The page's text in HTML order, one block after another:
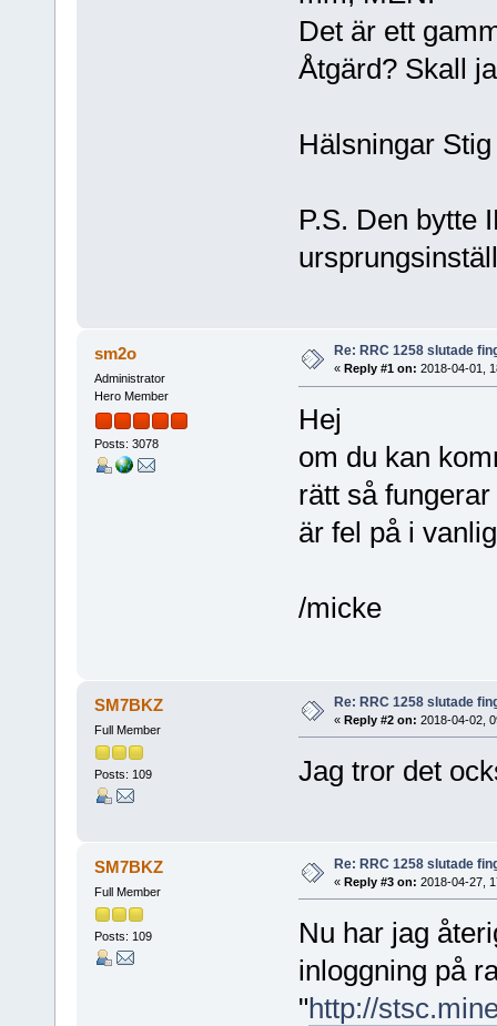
Det är ett
Åtgärd? Skall
Hälsningar
P.S. Den bytte
sm2o
Administrator
Hero Member
Posts: 3078
Re: RRC 1258 slutade
« Reply #1 on: 2018-04-01,
Hej
om du kan
rätt så
är fel på i
/micke
SM7BKZ
Full Member
Posts: 109
Re: RRC 1258 slutade
« Reply #2 on: 2018-04-02,
Jag tror det
SM7BKZ
Full Member
Posts: 109
Re: RRC 1258 slutade
« Reply #3 on: 2018-04-27,
Nu har jag
inloggning på
"http://